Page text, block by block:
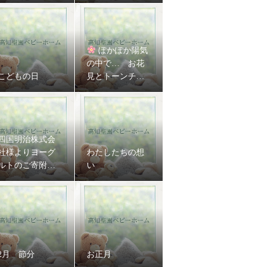
どもの日
ぽかぽか陽気
の中で… お花
見とトーンチャ
イム演奏会♪
国明治株式会
様よりヨーグ
トのご寄附を
ただきました
わたしたちの想
い
月 節分 お正月